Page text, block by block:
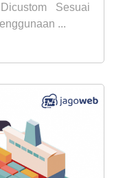
Sesuai
...